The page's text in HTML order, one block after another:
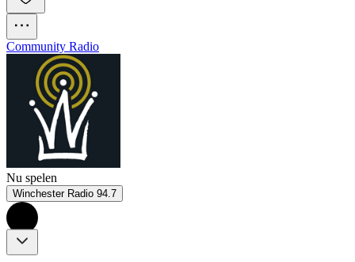
Community Radio
Nu spelen
Winchester Radio 94.7